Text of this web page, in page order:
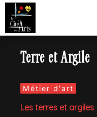
Terre et Argile
Métier d'art
Les terres et argiles
Panneau de gestion des